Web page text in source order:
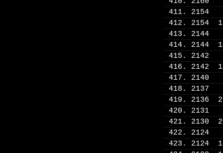
411. 2154
412. 2154
413. 2144
414. 2144
415. 2142
416. 2142
417. 2140
418. 2137
419. 2136
420. 2131
421. 2130
422. 2124
423. 2124